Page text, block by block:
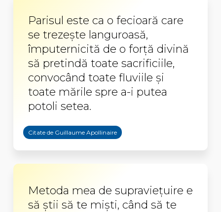
Parisul este ca o fecioară care
se trezeşte languroasă,
împuternicită de o forţă divină
să pretindă toate sacrificiile,
convocând toate fluviile şi
toate mările spre a-i putea
potoli setea.
Citate de Guillaume Apollinaire
Metoda mea de supravieţuire e
să ştii să te mişti, când să te